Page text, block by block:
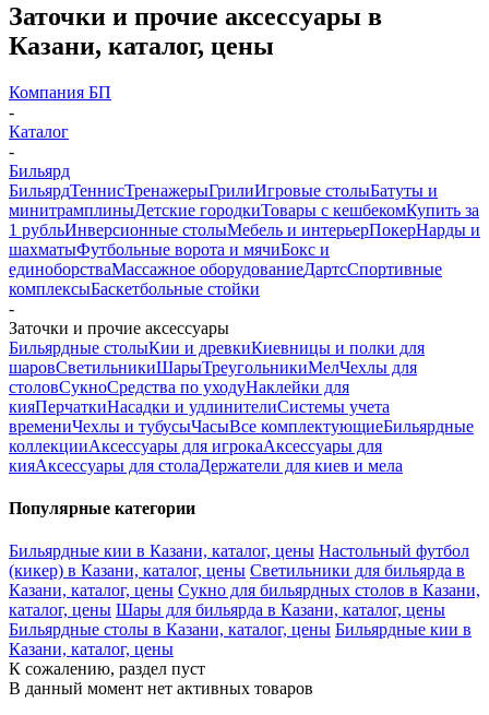
Заточки и прочие аксессуары в
Казани, каталог, цены
Компания БП
-
Каталог
-
Бильярд
БильярдТеннисТренажерыГрилиИгровые столыБатуты и
минитрамплиныДетские городкиТовары с кешбекомКупить за
1 рубльИнверсионные столыМебель и интерьерПокерНарды и
шахматыФутбольные ворота и мячиБокс и
единоборстваМассажное оборудованиеДартсСпортивные
комплексыБаскетбольные стойки
-
Заточки и прочие аксессуары
Бильярдные столыКии и древкиКиевницы и полки для
шаровСветильникиШарыТреугольникиМелЧехлы для
столовСукноСредства по уходуНаклейки для
кияПерчаткиНасадки и удлинителиСистемы учета
времениЧехлы и тубусыЧасыВсе комплектующиеБильярдные
коллекцииАксессуары для игрокаАксессуары для
кияАксессуары для столаДержатели для киев и мела
Популярные категории
Бильярдные кии в Казани, каталог, цены Настольный футбол
(кикер) в Казани, каталог, цены Светильники для бильярда в
Казани, каталог, цены Сукно для бильярдных столов в Казани,
каталог, цены Шары для бильярда в Казани, каталог, цены
Бильярдные столы в Казани, каталог, цены Бильярдные кии в
Казани, каталог, цены
К сожалению, раздел пуст
В данный момент нет активных товаров